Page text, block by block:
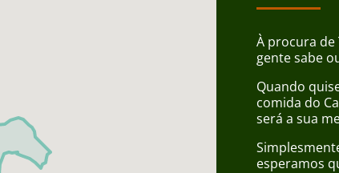
À procura de
gente sabe
Quando
comida do
será a sua
esperamos